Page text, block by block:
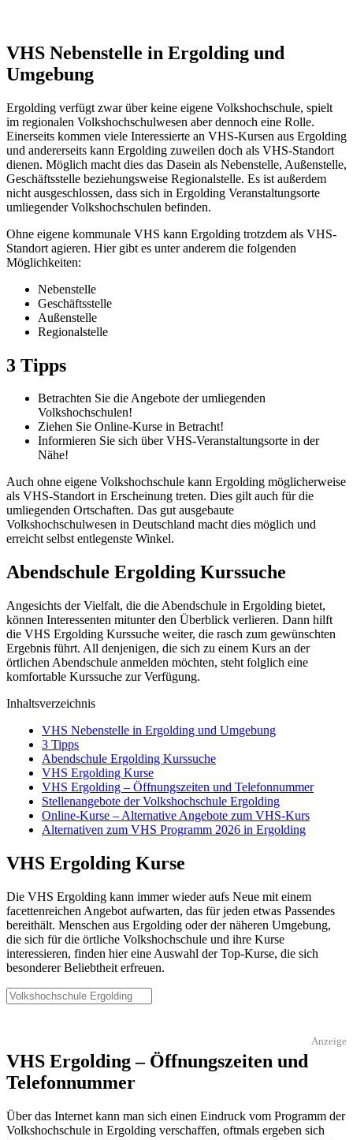
VHS Nebenstelle in Ergolding und
Umgebung
Ergolding verfügt zwar über keine eigene Volkshochschule, spielt
im regionalen Volkshochschulwesen aber dennoch eine Rolle.
Einerseits kommen viele Interessierte an VHS-Kursen aus Ergolding
und andererseits kann Ergolding zuweilen doch als VHS-Standort
dienen. Möglich macht dies das Dasein als Nebenstelle, Außenstelle,
Geschäftsstelle beziehungsweise Regionalstelle. Es ist außerdem
nicht ausgeschlossen, dass sich in Ergolding Veranstaltungsorte
umliegender Volkshochschulen befinden.
Ohne eigene kommunale VHS kann Ergolding trotzdem als VHS-
Standort agieren. Hier gibt es unter anderem die folgenden
Möglichkeiten:
Nebenstelle
Geschäftsstelle
Außenstelle
Regionalstelle
3 Tipps
Betrachten Sie die Angebote der umliegenden
Volkshochschulen!
Ziehen Sie Online-Kurse in Betracht!
Informieren Sie sich über VHS-Veranstaltungsorte in der
Nähe!
Auch ohne eigene Volkshochschule kann Ergolding möglicherweise
als VHS-Standort in Erscheinung treten. Dies gilt auch für die
umliegenden Ortschaften. Das gut ausgebaute
Volkshochschulwesen in Deutschland macht dies möglich und
erreicht selbst entlegenste Winkel.
Abendschule Ergolding Kurssuche
Angesichts der Vielfalt, die die Abendschule in Ergolding bietet,
können Interessenten mitunter den Überblick verlieren. Dann hilft
die VHS Ergolding Kurssuche weiter, die rasch zum gewünschten
Ergebnis führt. All denjenigen, die sich zu einem Kurs an der
örtlichen Abendschule anmelden möchten, steht folglich eine
komfortable Kurssuche zur Verfügung.
Inhaltsverzeichnis
VHS Nebenstelle in Ergolding und Umgebung
3 Tipps
Abendschule Ergolding Kurssuche
VHS Ergolding Kurse
VHS Ergolding – Öffnungszeiten und Telefonnummer
Stellenangebote der Volkshochschule Ergolding
Online-Kurse – Alternative Angebote zum VHS-Kurs
Alternativen zum VHS Programm 2026 in Ergolding
VHS Ergolding Kurse
Die VHS Ergolding kann immer wieder aufs Neue mit einem
facettenreichen Angebot aufwarten, das für jeden etwas Passendes
bereithält. Menschen aus Ergolding oder der näheren Umgebung,
die sich für die örtliche Volkshochschule und ihre Kurse
interessieren, finden hier eine Auswahl der Top-Kurse, die sich
besonderer Beliebtheit erfreuen.
Anzeige
VHS Ergolding – Öffnungszeiten und
Telefonnummer
Über das Internet kann man sich einen Eindruck vom Programm der
Volkshochschule in Ergolding verschaffen, oftmals ergeben sich